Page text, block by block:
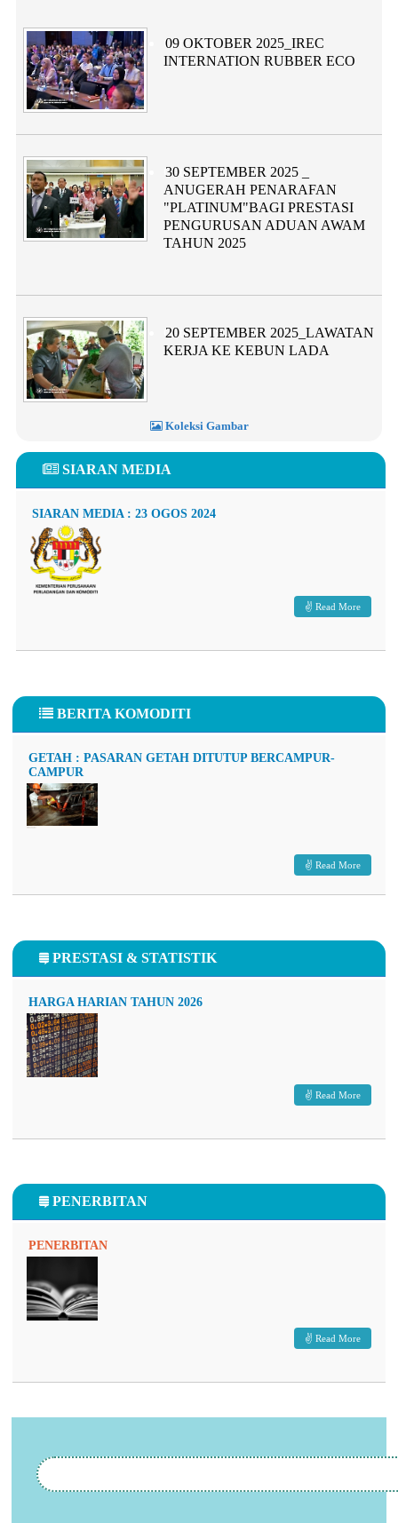
Category:
09 OKTOBER 2025_IREC
INTERNATION RUBBER ECO
Category:
30 SEPTEMBER 2025 _
ANUGERAH PENARAFAN
"PLATINUM"BAGI PRESTASI
PENGURUSAN ADUAN AWAM
TAHUN 2025
Category:
20 SEPTEMBER 2025_LAWATAN
KERJA KE KEBUN LADA
Koleksi Gambar
SIARAN MEDIA
SIARAN MEDIA : 23 OGOS 2024
Read More
BERITA KOMODITI
GETAH : PASARAN GETAH DITUTUP BERCAMPUR-
CAMPUR
Read More
PRESTASI & STATISTIK
HARGA HARIAN TAHUN 2026
Read More
PENERBITAN
PENERBITAN
Read More